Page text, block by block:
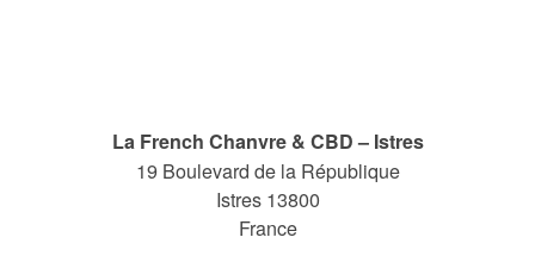
La French Chanvre & CBD – Istres
19 Boulevard de la République
Istres 13800
France